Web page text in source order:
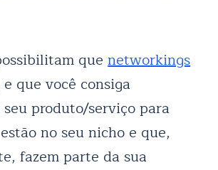
quenetworkings
que você consiga
produto/serviço para
no seu nicho e que,
fazem parte da sua